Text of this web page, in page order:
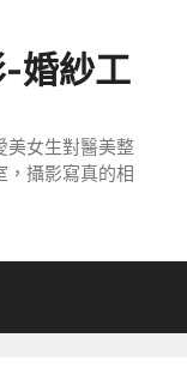
婚紗工
美女生對醫美整
，攝影寫真的相